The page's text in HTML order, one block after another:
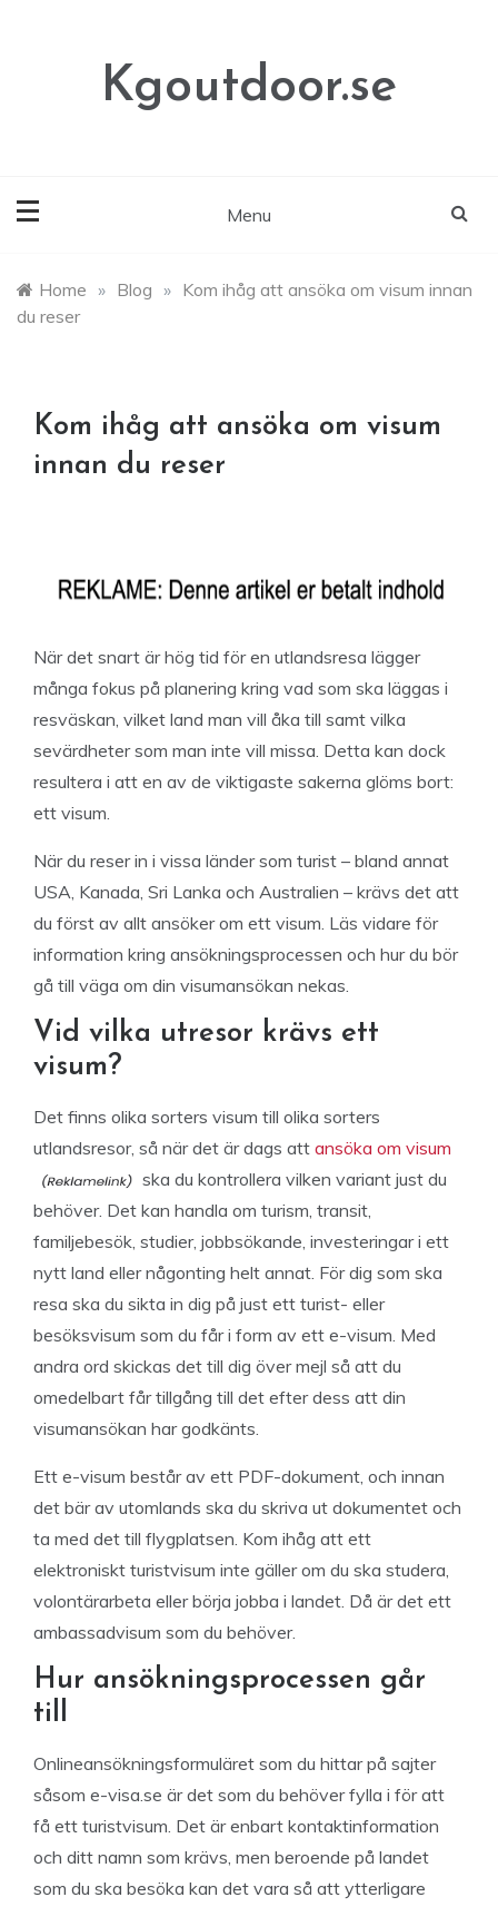
Kgoutdoor.se
Menu
Home » Blog » Kom ihåg att ansöka om visum innan
du reser
Kom ihåg att ansöka om visum
innan du reser
När det snart är hög tid för en utlandsresa lägger
många fokus på planering kring vad som ska läggas i
resväskan, vilket land man vill åka till samt vilka
sevärdheter som man inte vill missa. Detta kan dock
resultera i att en av de viktigaste sakerna glöms bort:
ett visum.
När du reser in i vissa länder som turist – bland annat
USA, Kanada, Sri Lanka och Australien – krävs det att
du först av allt ansöker om ett visum. Läs vidare för
information kring ansökningsprocessen och hur du bör
gå till väga om din visumansökan nekas.
Vid vilka utresor krävs ett
visum?
Det finns olika sorters visum till olika sorters
utlandsresor, så när det är dags att ansöka om visum
ska du kontrollera vilken variant just du
behöver. Det kan handla om turism, transit,
familjebesök, studier, jobbsökande, investeringar i ett
nytt land eller någonting helt annat. För dig som ska
resa ska du sikta in dig på just ett turist- eller
besöksvisum som du får i form av ett e-visum. Med
andra ord skickas det till dig över mejl så att du
omedelbart får tillgång till det efter dess att din
visumansökan har godkänts.
Ett e-visum består av ett PDF-dokument, och innan
det bär av utomlands ska du skriva ut dokumentet och
ta med det till flygplatsen. Kom ihåg att ett
elektroniskt turistvisum inte gäller om du ska studera,
volontärarbeta eller börja jobba i landet. Då är det ett
ambassadvisum som du behöver.
Hur ansökningsprocessen går
till
Onlineansökningsformuläret som du hittar på sajter
såsom e-visa.se är det som du behöver fylla i för att
få ett turistvisum. Det är enbart kontaktinformation
och ditt namn som krävs, men beroende på landet
som du ska besöka kan det vara så att ytterligare